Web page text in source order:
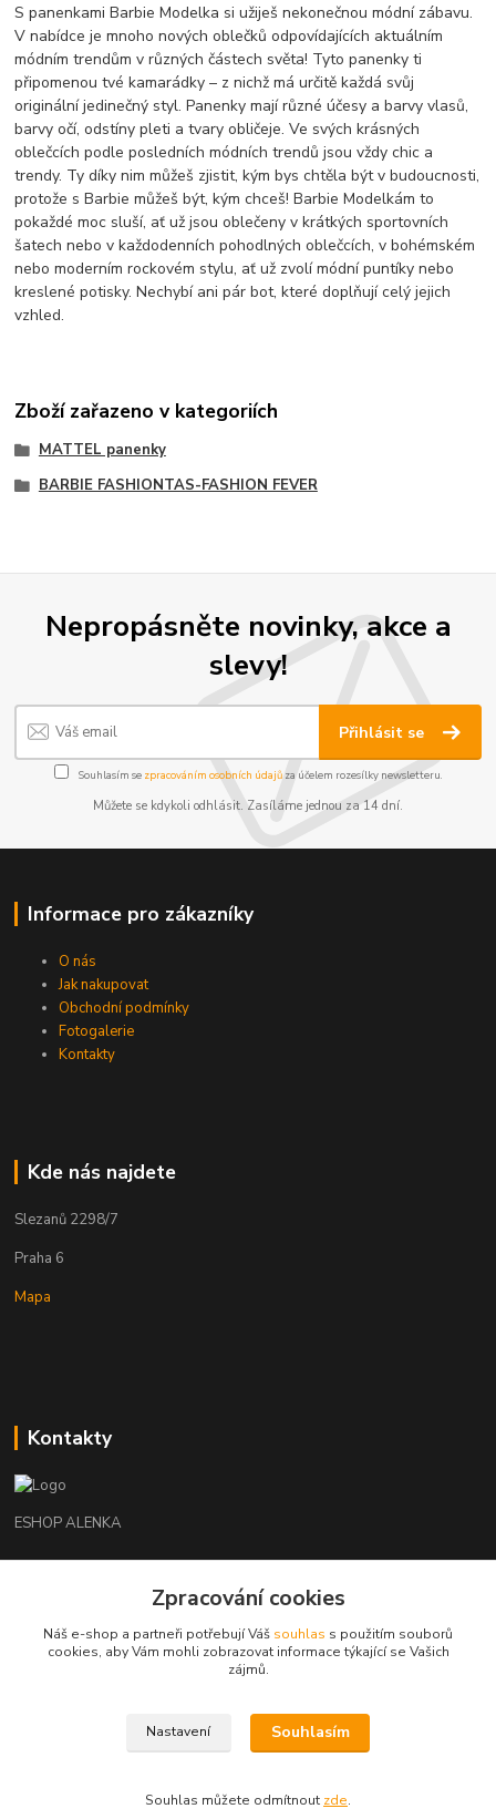
S panenkami Barbie Modelka si užiješ nekonečnou módní zábavu.
V nabídce je mnoho nových oblečků odpovídajících aktuálním
módním trendům v různých částech světa! Tyto panenky ti
připomenou tvé kamarádky – z nichž má určitě každá svůj
originální jedinečný styl. Panenky mají různé účesy a barvy vlasů,
barvy očí, odstíny pleti a tvary obličeje. Ve svých krásných
oblečcích podle posledních módních trendů jsou vždy chic a
trendy. Ty díky nim můžeš zjistit, kým bys chtěla být v budoucnosti,
protože s Barbie můžeš být, kým chceš! Barbie Modelkám to
pokaždé moc sluší, ať už jsou oblečeny v krátkých sportovních
šatech nebo v každodenních pohodlných oblečcích, v bohémském
nebo moderním rockovém stylu, ať už zvolí módní puntíky nebo
kreslené potisky. Nechybí ani pár bot, které doplňují celý jejich
vzhled.
Zboží zařazeno v kategoriích
MATTEL panenky
BARBIE FASHIONTAS-FASHION FEVER
Nepropásněte novinky, akce a
slevy!
Přihlásit se
Souhlasím se zpracováním osobních údajůza účelem rozesílky newsletteru.
Můžete se kdykoli odhlásit. Zasíláme jednou za 14 dní.
Informace pro zákazníky
O nás
Jak nakupovat
Obchodní podmínky
Fotogalerie
Kontakty
Kde nás najdete
Slezanů 2298/7
Praha 6
Mapa
Kontakty
ESHOP ALENKA
+420602541312
orechovka@inmes.cz
Zpracování cookies
Náš e-shop a partneři potřebují Váš souhlas s použitím souborů
cookies, aby Vám mohli zobrazovat informace týkající se Vašich
zájmů.
Nastavení Souhlasím
Souhlas můžete odmítnout zde.